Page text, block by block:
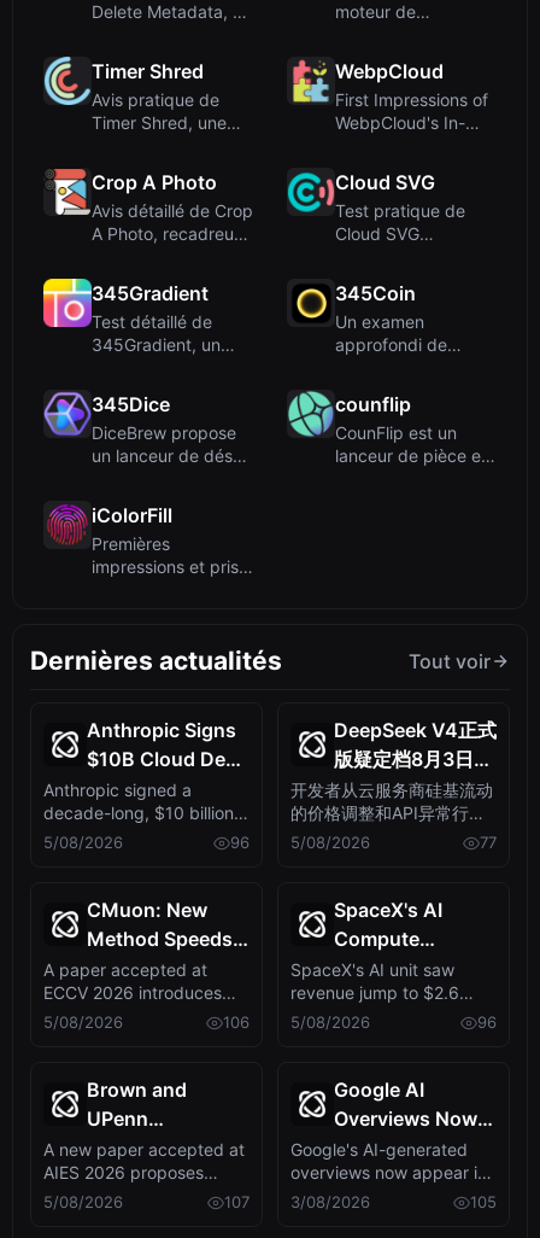
Delete Metadata, un
moteur de
Timer Shred
Avis pratique de
Timer Shred, une
WebpCloud
First Impressions of
WebpCloud's In-
Crop A Photo
Avis détaillé de Crop
A Photo, recadreur
Cloud SVG
Test pratique de
Cloud SVG
345Gradient
Test détaillé de
345Gradient, un
345Coin
Un examen
approfondi de
de ...
345Dice
DiceBrew propose
un lanceur de dés
counflip
CounFlip est un
lanceur de pièce en
iColorFill
Premières
impressions et prise
Dernières actualités Tout voir
Anthropic Signs
$10B Cloud Deal
with Startup
Volta,
Sidestepping AI’s
Anthropic signed a
decade-long, $10 billion
cloud deal with AI-
5/08/2026 96
DeepSeek V4正式
版疑定档8月3日：
硅基流动涨价露马
脚，API已能答对
新题
开发者从云服务商硅基流动
的价格调整和API异常行为
中，捕捉到DeepSeek V4
将重塑AI模型市场格局。
5/08/2026 77
CMuon: New
Method Speeds
Up Diffusion
Transformer
Training,
ECCV 2026
A paper accepted at
ECCV 2026 introduces
CMuon, a technique that
5/08/2026 106
SpaceX's AI
Compute
Revenue Triples
to $2.6B, Fueled
by Deals with
Google
SpaceX's AI unit saw
revenue jump to $2.6
billion in Q2 2026, driven
5/08/2026 96
Brown and
UPenn
Researchers
Unveil
MonitrLLM, a
A new paper accepted at
AIES 2026 proposes
MonitrLLM, a community-
5/08/2026 107
Google AI
Overviews Now
in 43% of Search
Results,
Doubling in One
Google's AI-generated
overviews now appear in
43% of search queries,
3/08/2026 105